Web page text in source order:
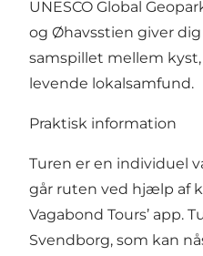
UNESCO Global
og Øhavsstien giver
samspillet mellem
levende lokalsamfund.
Praktisk information
Turen er en individuel
går ruten ved hjælp af
Vagabond Tours’ app.
Svendborg, som kan